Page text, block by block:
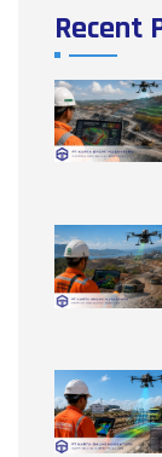
Recent